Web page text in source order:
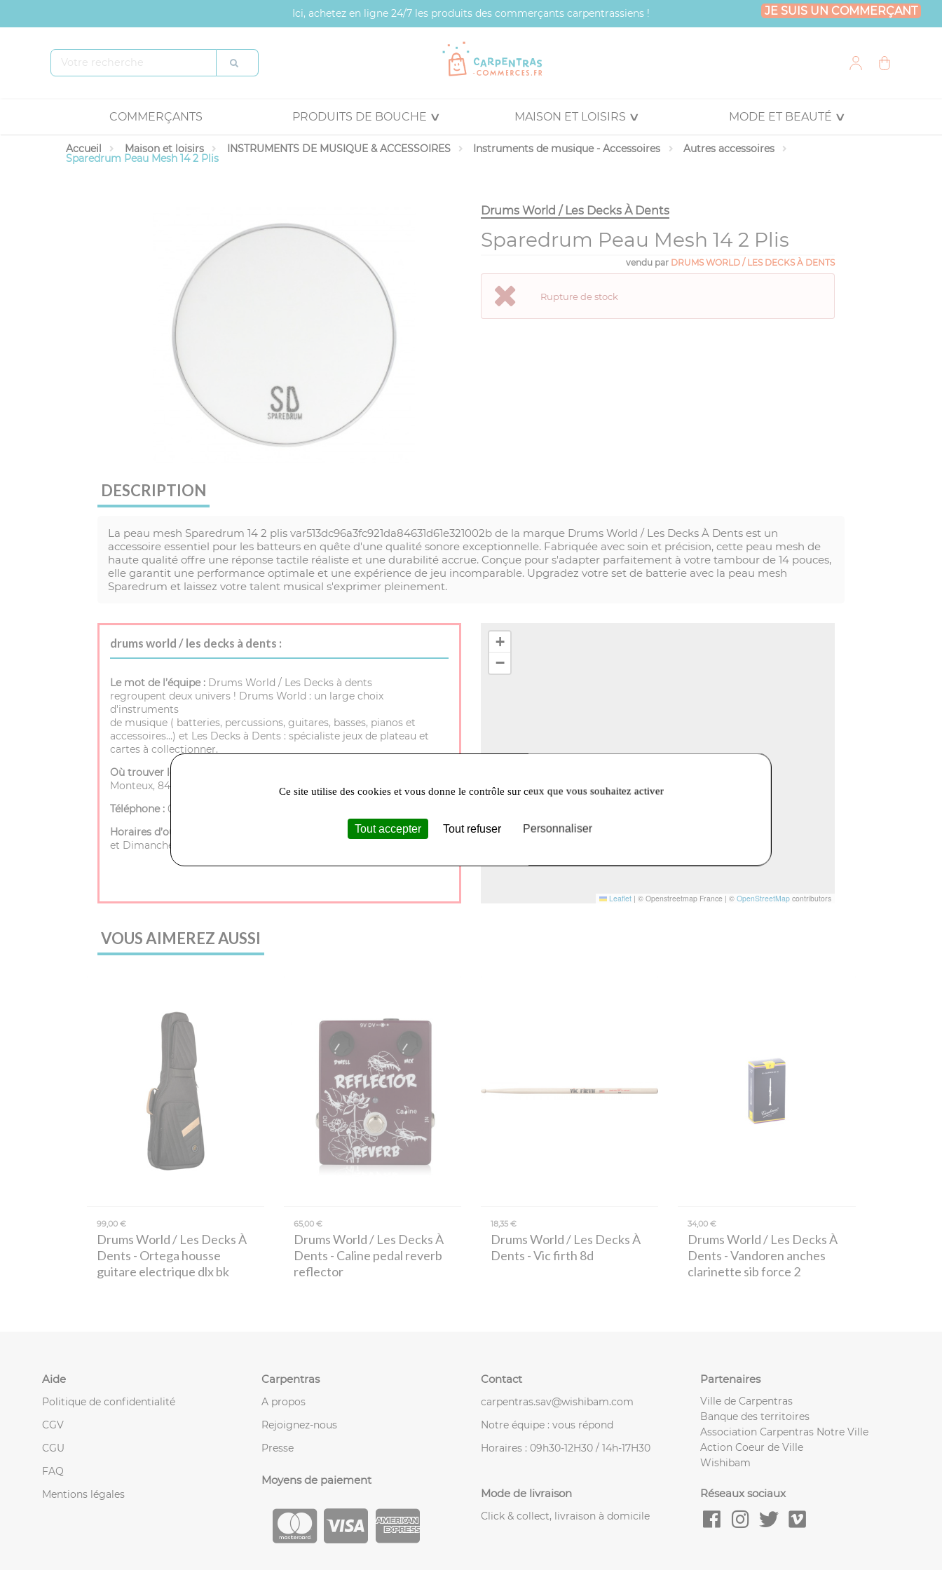
Ici, achetez en ligne 24/7 les produits des commerçants carpentrassiens ! JE SUIS UN COMMERÇANT
COMMERÇANTS PRODUITS DE BOUCHE MAISON ET LOISIRS MODE ET BEAUTÉ
Accueil Maison et loisirs INSTRUMENTS DE MUSIQUE & ACCESSOIRES Instruments de musique - Accessoires Autres accessoires
Sparedrum Peau Mesh 14 2 Plis
Drums World / Les Decks À Dents
Sparedrum Peau Mesh 14 2 Plis
vendu par DRUMS WORLD / LES DECKS À DENTS
Rupture de stock
DESCRIPTION
La peau mesh Sparedrum 14 2 plis var513dc96a3fc921da84631d61e321002b de la marque Drums World / Les Decks À Dents est un
accessoire essentiel pour les batteurs en quête d'une qualité sonore exceptionnelle. Fabriquée avec soin et précision, cette peau mesh de
haute qualité offre une réponse tactile réaliste et une durabilité accrue. Conçue pour s'adapter parfaitement à votre tambour de 14 pouces,
elle garantit une performance optimale et une expérience de jeu incomparable. Upgradez votre set de batterie avec la peau mesh
Sparedrum et laissez votre talent musical s'exprimer pleinement.
drums world / les decks à dents :
Le mot de l’équipe : Drums World / Les Decks à dents
regroupent deux univers ! Drums World : un large choix
d'instruments
de musique ( batteries, percussions, guitares, basses, pianos et
accessoires…) et Les Decks à Dents : spécialiste jeux de plateau et
cartes à collectionner.
Où trouver le magasin :
Monteux, 84200 Carpentras
Téléphone : 04 90 40 25 35
Horaires d’ouverture :
Mardi à Samedi - 9h30 à 12h et 14h à 18h Lundi
et Dimanche - Fermé
+
−
Leaflet | © Openstreetmap France | © OpenStreetMapcontributors
VOUS AIMEREZ AUSSI
99,00 €
Drums World / Les Decks À
Dents - Ortega housse
guitare electrique dlx bk
65,00 €
Drums World / Les Decks À
Dents - Caline pedal reverb
reflector
18,35 €
Drums World / Les Decks À
Dents - Vic firth 8d
34,00 €
Drums World / Les Decks À
Dents - Vandoren anches
clarinette sib force 2
Aide
Politique de confidentialité
CGV
CGU
FAQ
Mentions légales
Carpentras
A propos
Rejoignez-nous
Presse
Moyens de paiement
Contact
carpentras.sav@wishibam.com
Notre équipe : vous répond
Horaires : 09h30-12H30 / 14h-17H30
Mode de livraison
Click & collect, livraison à domicile
Partenaires
Ville de Carpentras
Banque des territoires
Association Carpentras Notre Ville
Action Coeur de Ville
Wishibam
Réseaux sociaux
Ce site utilise des cookies et vous donne le contrôle sur ceux que vous souhaitez activer
Tout accepter Tout refuser Personnaliser